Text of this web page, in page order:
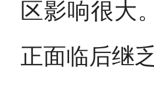
区影响很大
正面临后继